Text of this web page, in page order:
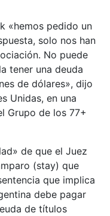
«hemos pedido un
solo nos han
No puede
tener una deuda
de dólares», dijo
Unidas, en una
Grupo de los 77+
de que el Juez
(stay) que
que implica
debe pagar
de títulos